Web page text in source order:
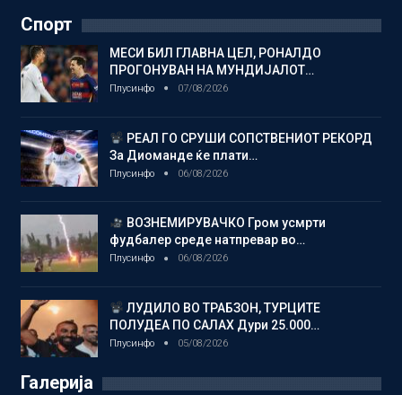
Спорт
МЕСИ БИЛ ГЛАВНА ЦЕЛ, РОНАЛДО
ПРОГОНУВАН НА МУНДИЈАЛОТ…
Плусинфо 07/08/2026
РЕАЛ ГО СРУШИ СОПСТВЕНИОТ РЕКОРД
За Диоманде ќе плати…
Плусинфо 06/08/2026
ВОЗНЕМИРУВАЧКО Гром усмрти
фудбалер среде натпревар во…
Плусинфо 06/08/2026
ЛУДИЛО ВО ТРАБЗОН, ТУРЦИТЕ
ПОЛУДЕА ПО САЛАХ Дури 25.000…
Плусинфо 05/08/2026
Галерија